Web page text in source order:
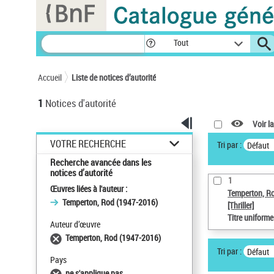
Tout
Accueil Liste de notices d’autorité
1 Notices d'autorité
VOTRE RECHERCHE
Recherche avancée dans les
notices d’autorité
Œuvres liées à l'auteur :
Temperton, Rod (1947-2016)
Auteur d’œuvre
Temperton, Rod (1947-2016)
Pays
Voir
Tri par : Défaut
1
Temperton,
[Thriller]
Titre
Tri par : Défaut
Panneau de gestion des cookies